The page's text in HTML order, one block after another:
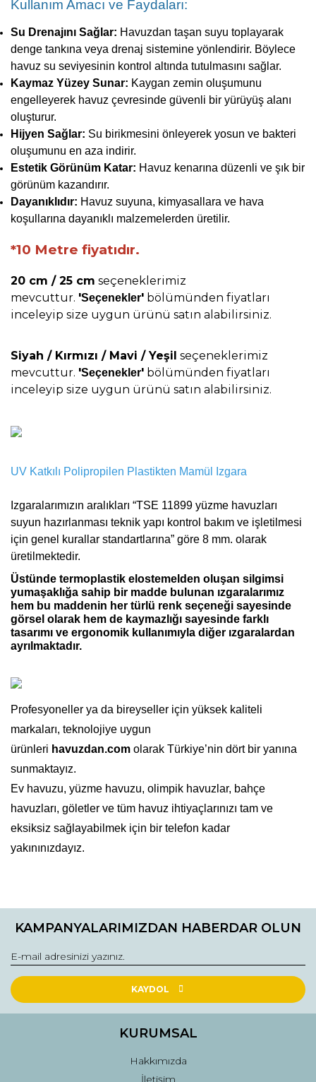
Kullanım Amacı ve Faydaları:
Su Drenajını Sağlar: Havuzdan taşan suyu toplayarak
denge tankına veya drenaj sistemine yönlendirir. Böylece
havuz su seviyesinin kontrol altında tutulmasını sağlar.
Kaymaz Yüzey Sunar: Kaygan zemin oluşumunu
engelleyerek havuz çevresinde güvenli bir yürüyüş alanı
oluşturur.
Hijyen Sağlar: Su birikmesini önleyerek yosun ve bakteri
oluşumunu en aza indirir.
Estetik Görünüm Katar: Havuz kenarına düzenli ve şık bir
görünüm kazandırır.
Dayanıklıdır: Havuz suyuna, kimyasallara ve hava
koşullarına dayanıklı malzemelerden üretilir.
*10 Metre fiyatıdır.
20 cm / 25 cm seçeneklerimiz
mevcuttur. 'Seçenekler' bölümünden fiyatları
inceleyip size uygun ürünü satın alabilirsiniz.
Siyah / Kırmızı / Mavi / Yeşil seçeneklerimiz
mevcuttur. 'Seçenekler' bölümünden fiyatları
inceleyip size uygun ürünü satın alabilirsiniz.
UV Katkılı Polipropilen Plastikten Mamül Izgara
zgaralarımızın aralıkları “TSE 11899 yüzme havuzları
suyun hazırlanması teknik yapı kontrol bakım ve işletilmesi
için genel kurallar standartlarına” göre 8 mm. olarak
üretilmektedir.
Üstünde termoplastik elostemelden oluşan silgimsi
yumaşaklığa sahip bir madde bulunan ızgaralarımız
hem bu maddenin her türlü renk seçeneği sayesinde
görsel olarak hem de kaymazlığı sayesinde farklı
tasarımı ve ergonomik kullanımıyla diğer ızgaralardan
ayrılmaktadır.
Profesyoneller ya da bireyseller için yüksek kaliteli
markaları, teknolojiye uygun
ürünleri havuzdan.com olarak Türkiye’nin dört bir yanına
sunmaktayız.
Ev havuzu, yüzme havuzu, olimpik havuzlar, bahçe
havuzları, göletler ve tüm havuz ihtiyaçlarınızı tam ve
eksiksiz sağlayabilmek için bir telefon kadar
yakınınızdayız.
KAMPANYALARIMIZDAN HABERDAR OLUN
KAYDOL
KURUMSAL
Hakkımızda
İletişim